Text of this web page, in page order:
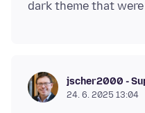
jscher2000 -
24. 6. 2025 13:04